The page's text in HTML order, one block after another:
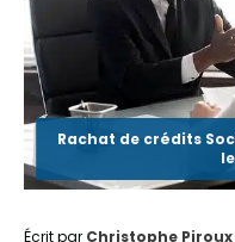
Rachat de crédits
Écrit par Christophe Piroux